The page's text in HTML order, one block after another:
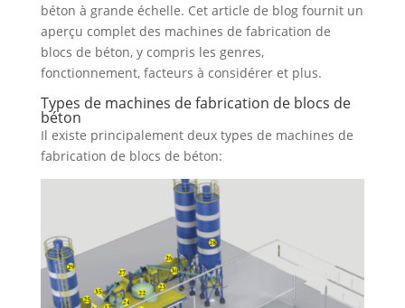
béton à grande échelle. Cet article de blog fournit un
aperçu complet des machines de fabrication de
blocs de béton, y compris les genres,
fonctionnement, facteurs à considérer et plus.
Types de machines de fabrication de blocs de
béton
Il existe principalement deux types de machines de
fabrication de blocs de béton: